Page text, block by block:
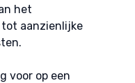
het
aanzienlijke
voor op een